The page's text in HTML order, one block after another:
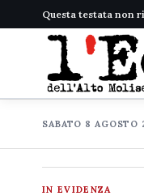
Questa testata non
SABATO 8 AGOSTO
IN EVIDENZA